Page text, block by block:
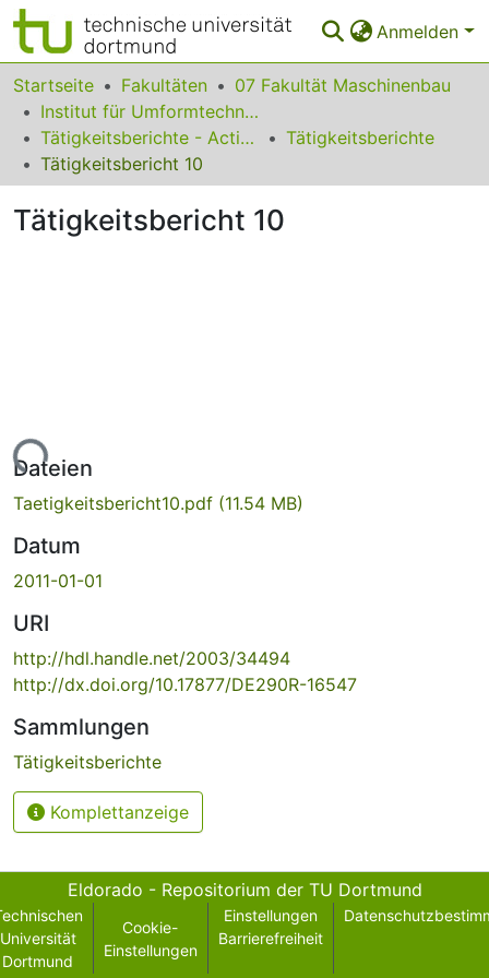
Anmelden
Bereiche & Sammlungen
Das gesamte Repositorium
Statistiken
FAQ
Startseite Fakultäten
07 Fakultät Maschinenbau
Institut für Umformtechnik und Leichtbau
Tätigkeitsberichte - Activity Reports
Tätigkeitsberichte
Tätigkeitsbericht 10
Tätigkeitsbericht 10
Lade...
Dateien
Taetigkeitsbericht10.pdf (11.54 MB)
Datum
2011-01-01
URI
http://hdl.handle.net/2003/34494
http://dx.doi.org/10.17877/DE290R-16547
Sammlungen
Tätigkeitsberichte
Komplettanzeige
Eldorado - Repositorium der TU Dortmund
Universität
Dortmund
Cookie-
Einstellungen
Einstellungen
Barrierefreiheit